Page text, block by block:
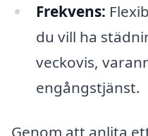
Frekvens:
du vill ha
veckovis,
engångstjänst.
Genom att anlita